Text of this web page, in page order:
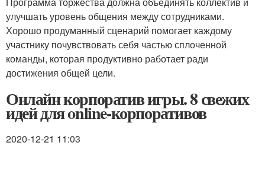
улучшать уровень общения между сотрудниками.
Хорошо продуманный сценарий помогает каждому
участнику почувствовать себя частью сплоченной
команды, которая продуктивно работает ради
достижения общей цели.
Онлайн корпоратив игры. 8 свежих
идей для online-корпоративов
2020-12-21 11:03